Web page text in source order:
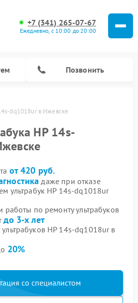
+7 (341) 265-07-67
Ежедневно, с 10:00 до 20:00
Позвонить
dq1018ur в Ижевске
HP 14s-
от 420 руб.
даже при отказе
ультрабук HP 14s-dq1018ur
работы по ремонту ультрабуков
до 3-х лет
HP 14s-dq1018ur в
20%
со специалистом